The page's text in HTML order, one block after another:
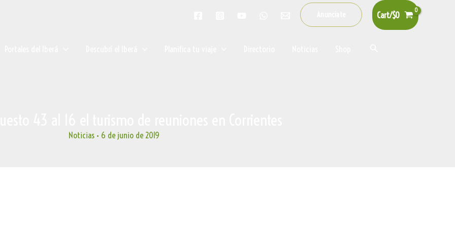
Cart/$0
Noticias• 6 de junio de 2019